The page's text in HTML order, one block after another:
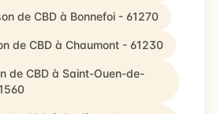
de CBD à Bonnefoi - 61270
de CBD à Chaumont - 61230
de CBD à Saint-Ouen-de-